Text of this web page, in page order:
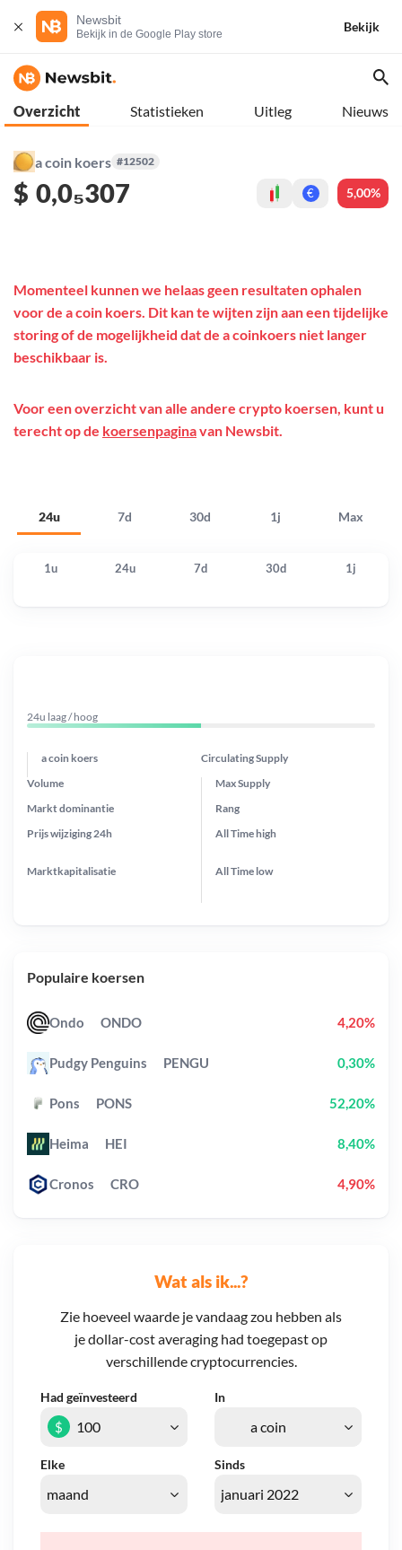
Newsbit
Bekijk in de Google Play store
Bekijk
Overzicht Statistieken Uitleg Nieuws
a coin koers #12502
$ 0,0₅307 € 5,00%
24u 7d 30d 1j Max
Momenteel kunnen we helaas geen resultaten ophalen
voor de a coin koers. Dit kan te wijten zijn aan een tijdelijke
storing of de mogelijkheid dat de a coinkoers niet langer
beschikbaar is.
Voor een overzicht van alle andere crypto koersen, kunt u
terecht op de koersenpaginavan Newsbit.
1u 24u 7d 30d 1j
Wat als ik...?
Zie hoeveel waarde je vandaag zou hebben als
je dollar-cost averaging had toegepast op
verschillende cryptocurrencies.
Had geïnvesteerd In
Elke Sinds
$
24u laag / hoog
a coin koers Circulating Supply
Prijs wijziging 24h
Max Supply
Markt dominantie
Marktkapitalisatie
Volume
Rang
All Timehigh
All Time low
Populaire koersen
Ondo ONDO 4,20%
Pudgy Penguins PENGU 0,30%
Pons PONS 52,20%
Heima HEI 8,40%
Cronos CRO 4,90%